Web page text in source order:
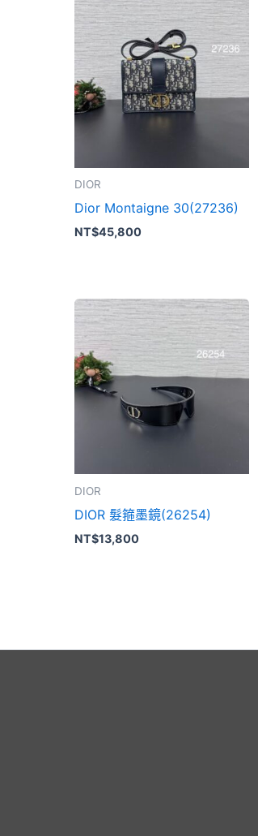
DIOR
Dior Montaigne 30(27236)
NT$45,800
DIOR
DIOR 髮箍墨鏡(26254)
NT$13,800